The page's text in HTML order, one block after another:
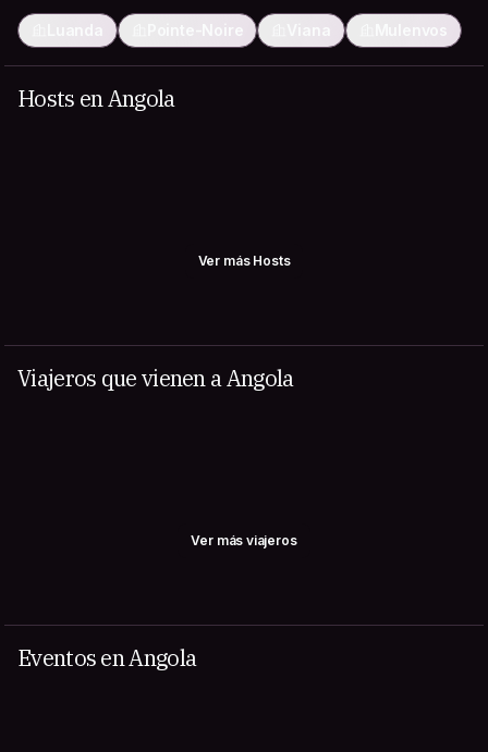
Luanda Pointe-Noire Viana Mulenvos
Hosts en Angola
Ver más Hosts
Viajeros que vienen a Angola
Ver más viajeros
Eventos en Angola